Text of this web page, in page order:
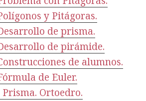
y Pitágoras.
de prisma.
de pirámide.
de alumnos.
de Euler.
Prisma. Ortoedro.